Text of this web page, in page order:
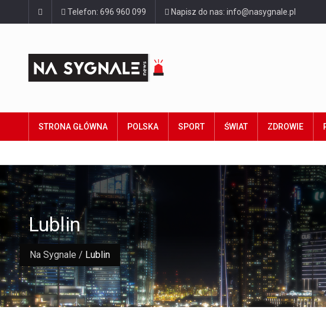
Telefon: 696 960 099 Napisz do nas: info@nasygnale.pl
STRONA GŁÓWNA POLSKA SPORT ŚWIAT ZDROWIE
Na Sygnale / Lublin
Lublin